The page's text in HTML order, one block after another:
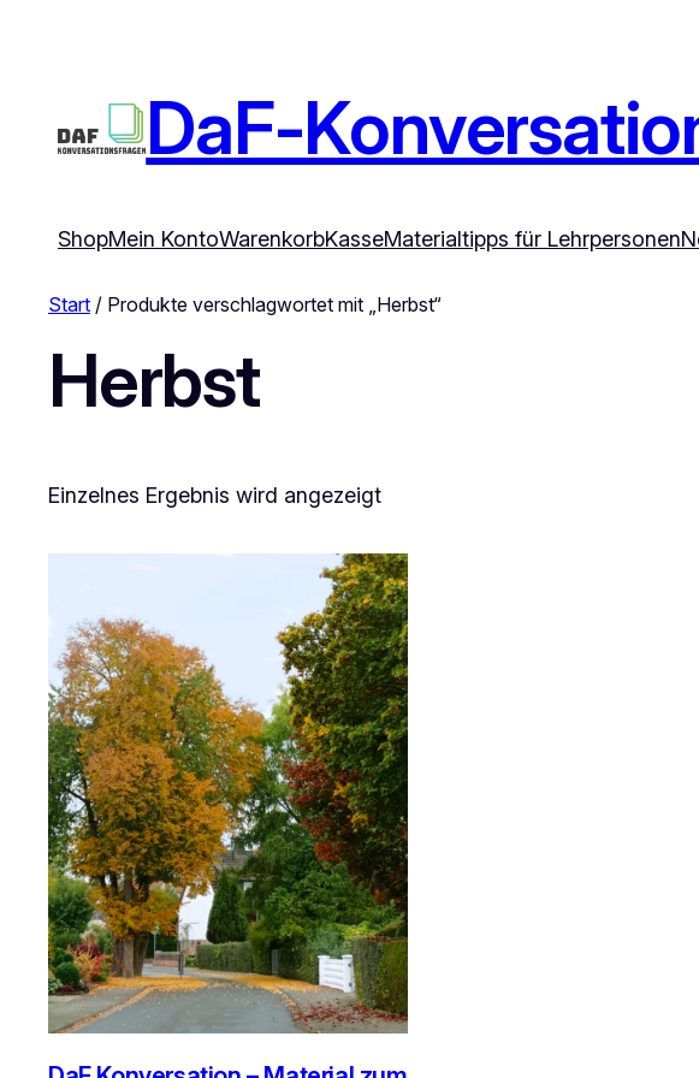
DaF-
ShopMein KontoWarenkorbKasseMaterialtipps für Lehrpersonen
Start / Produkte verschlagwortet mit „Herbst“
Herbst
Einzelnes Ergebnis wird angezeigt